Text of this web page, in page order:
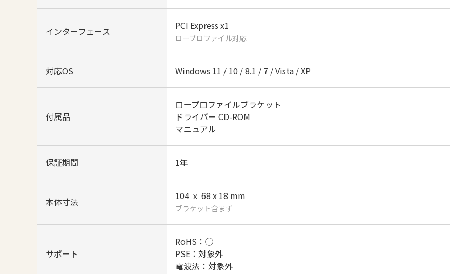
インターフェース PCI Express x1
ロープロファイル対応
対応OS Windows 11 / 10 / 8.1 / 7 / Vista / XP
付属品
ロープロファイルブラケット
ドライバー CD-ROM
マニュアル
保証期間 1年
本体寸法 104 ｘ 68 x 18 mm
ブラケット含まず
サポート
RoHS：◯
PSE：対象外
電波法：対象外